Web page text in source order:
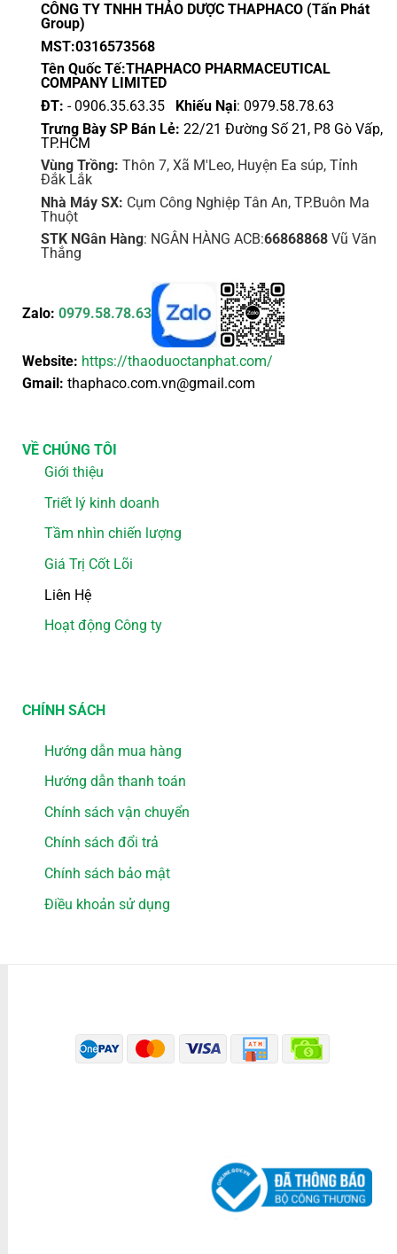
CÔNG TY TNHH THẢO DƯỢC THAPHACO (Tấn Phát
Group)
MST:0316573568
Tên Quốc Tế:THAPHACO PHARMACEUTICAL
COMPANY LIMITED
ĐT: - 0906.35.63.35 Khiếu Nại: 0979.58.78.63
Trưng Bày SP Bán Lẻ: 22/21 Đường Số 21, P8 Gò Vấp,
TP.HCM
Vùng Trồng: Thôn 7, Xã M'Leo, Huyện Ea súp, Tỉnh
Đắk Lắk
Nhà Máy SX: Cụm Công Nghiệp Tân An, TP.Buôn Ma
Thuột
STK NGân Hàng: NGÂN HÀNG ACB:66868868Vũ Văn
Thắng
Zalo: 0979.58.78.63
Website: https://thaoduoctanphat.com/
Gmail: thaphaco.com.vn@gmail.com
VỀ CHÚNG TÔI
Giới thiệu
Triết lý kinh doanh
Tầm nhìn chiến lượng
Giá Trị Cốt Lõi
Liên Hệ
Hoạt động Công ty
CHÍNH SÁCH
Hướng dẫn mua hàng
Hướng dẫn thanh toán
Chính sách vận chuyển
Chính sách đổi trả
Chính sách bảo mật
Điều khoản sử dụng